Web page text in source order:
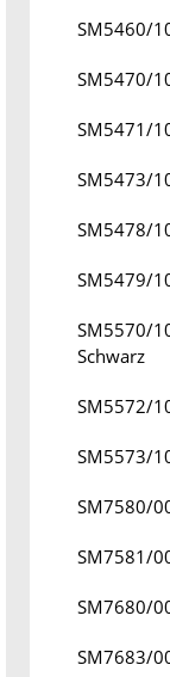
SM5460/
SM5470/
SM5471/
SM5473/
SM5478/
SM5479/
SM5570/
Schwarz
SM5572/
SM5573/
SM7580/
SM7581/
SM7680/
SM7683/